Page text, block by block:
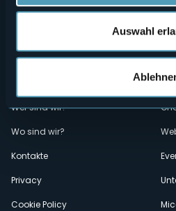
Auswahl
Menù
secondario
Wer sind wir?
Wo sind wir?
Kontakte
Privacy
Cookie Policy